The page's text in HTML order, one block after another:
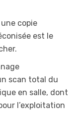
copie
est le
scan total du
en salle, dont
l’exploitation